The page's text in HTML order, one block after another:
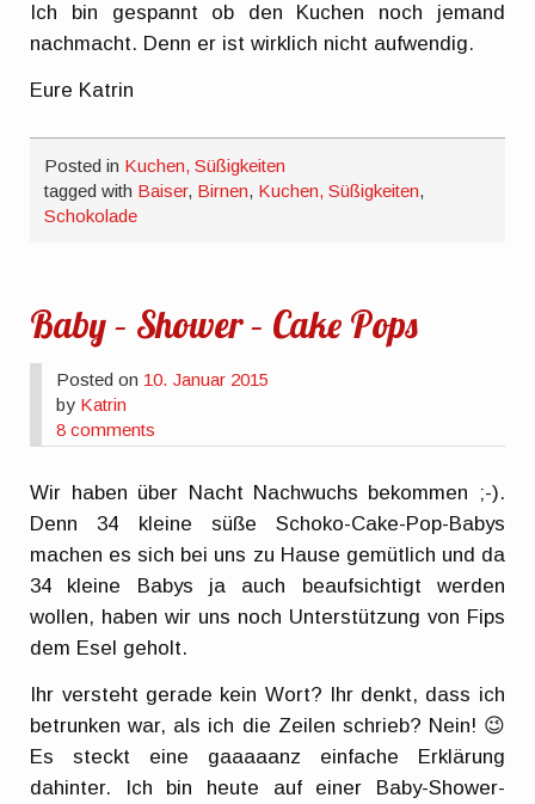
Ich bin gespannt ob den Kuchen noch jemand
nachmacht. Denn er ist wirklich nicht aufwendig.
Eure Katrin
Posted in Kuchen, Süßigkeiten
tagged with Baiser, Birnen, Kuchen, Süßigkeiten,
Schokolade
Baby – Shower – Cake Pops
Posted on 10. Januar 2015
by Katrin
8 comments
Wir haben über Nacht Nachwuchs bekommen ;-).
Denn 34 kleine süße Schoko-Cake-Pop-Babys
machen es sich bei uns zu Hause gemütlich und da
34 kleine Babys ja auch beaufsichtigt werden
wollen, haben wir uns noch Unterstützung von Fips
dem Esel geholt.
Ihr versteht gerade kein Wort? Ihr denkt, dass ich
betrunken war, als ich die Zeilen schrieb? Nein! 😉
Es steckt eine gaaaaanz einfache Erklärung
dahinter. Ich bin heute auf einer Baby-Shower-